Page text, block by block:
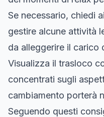
Se necessario, chiedi
gestire alcune attività
da alleggerire il carico
Visualizza il trasloco
concentrati sugli
cambiamento porterà
Seguendo questi